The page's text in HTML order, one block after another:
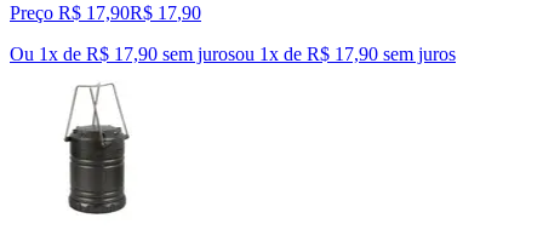
Preço R$ 17,90R$ 17,90
Ou 1x de R$ 17,90 sem jurosou 1x de R$ 17,90 sem juros